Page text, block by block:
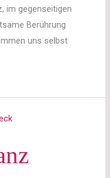
im gegenseitigen
Berührung
uns selbst